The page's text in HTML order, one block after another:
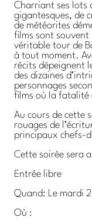
Charriant ses lots
gigantesques, de
de météorites
films sont souvent
véritable tour de
à tout moment.
récits dépeignent
des dizaines
personnages
films où la fatalité
Au cours de cette
rouages de
principaux chefs-
Cette soirée sera
Entrée libre
Quand: Le mardi
Où :